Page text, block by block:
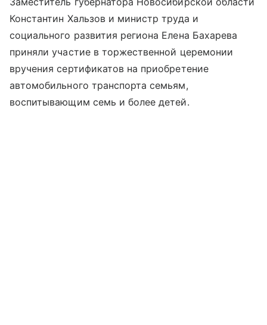
Константин Хальзов и министр труда и
социального развития региона Елена Бахарева
приняли участие в торжественной церемонии
вручения сертификатов на приобретение
автомобильного транспорта семьям,
воспитывающим семь и более детей.